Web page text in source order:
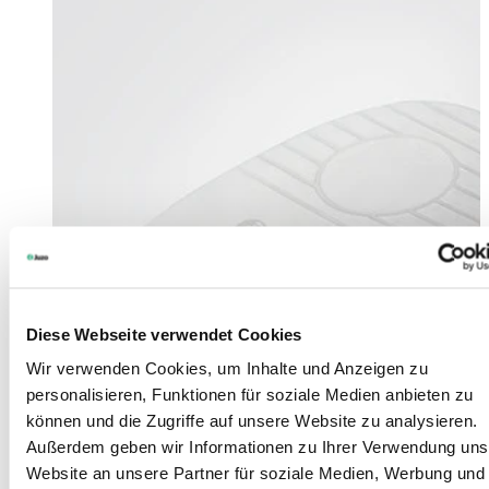
Diese Webseite verwendet Cookies
Wir verwenden Cookies, um Inhalte und Anzeigen zu
personalisieren, Funktionen für soziale Medien anbieten zu
können und die Zugriffe auf unsere Website zu analysieren.
Außerdem geben wir Informationen zu Ihrer Verwendung
Website an unsere Partner für soziale Medien, Werbung und